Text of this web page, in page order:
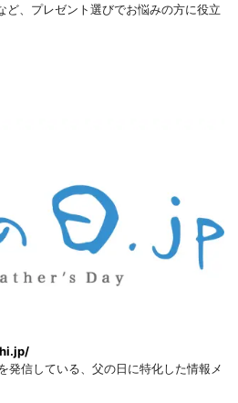
ど、プレゼント選びでお悩みの方に役立
発信している、父の日に特化した情報メ